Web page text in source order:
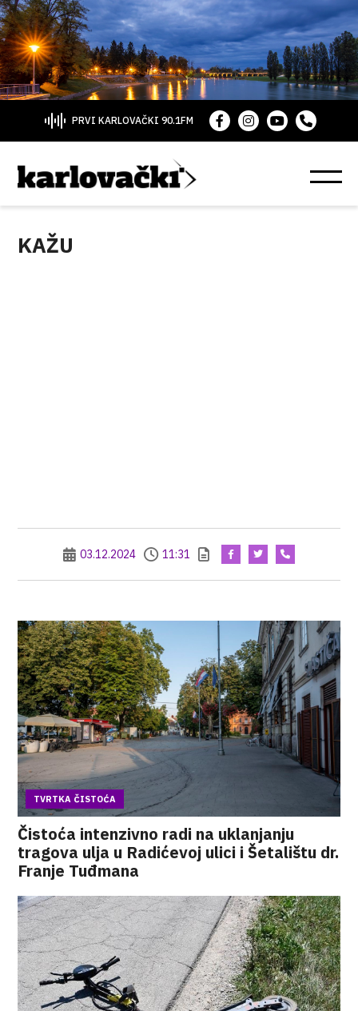
PRVI KARLOVAČKI 90.1FM
KAŽU
03.12.2024 11:31
TVRTKA ČISTOĆA
Čistoća intenzivno radi na uklanjanju
tragova ulja u Radićevoj ulici i Šetalištu dr.
Franje Tuđmana